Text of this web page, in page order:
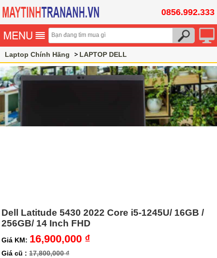
0856.992.333
Laptop Chính Hãng LAPTOP DELL
Dell Latitude 5430 2022 Core i5-1245U/ 16GB /
256GB/ 14 Inch FHD
Giá KM: 16,900,000 ₫
Giá cũ : 17,800,000 ₫